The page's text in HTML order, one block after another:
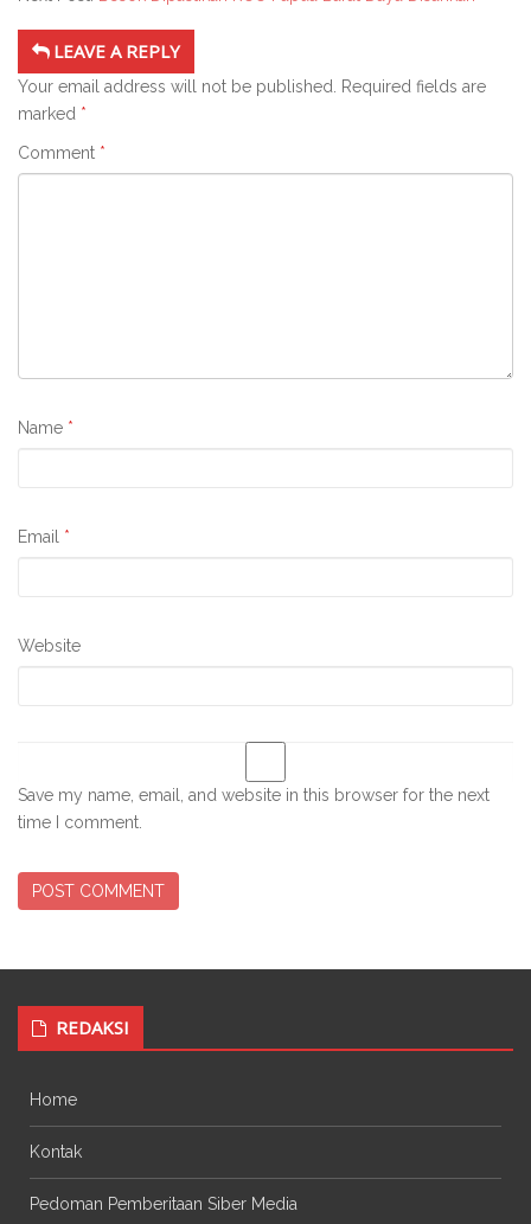
LEAVE A REPLY
Your email address will not be published.
Required fields are
marked *
Comment *
Name *
Email *
Website
Save my name, email, and website in this browser for the next
time I comment.
REDAKSI
Home
Kontak
Pedoman Pemberitaan Siber Media